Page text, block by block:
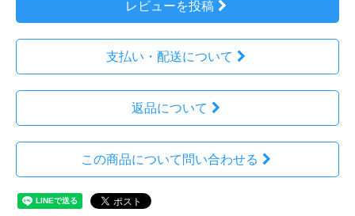
レビューを投稿
支払い・配送について
返品について
この商品について問い合わせる